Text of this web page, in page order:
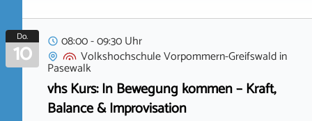
Do.
10
08:00 - 09:30 Uhr
Volkshochschule Vorpommern-Greifswaldin
Pasewalk
vhs Kurs: In Bewegung kommen – Kraft,
Balance & Improvisation